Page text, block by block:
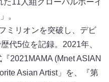
た11人組グローバルボーイ
。
ミリオンを突破し、デビ
代5位を記録。2021年、
2021MAMA (Mnet ASIAN
Asian Artist」を、『第